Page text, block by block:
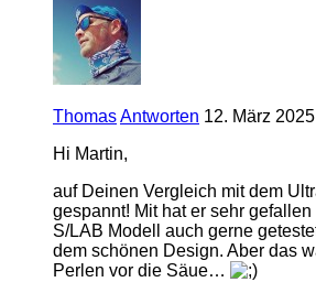
ThomasAntworten 12. März 2025
Hi Martin,
auf Deinen Vergleich mit dem
gespannt! Mit hat er sehr
S/LAB Modell auch gerne
dem schönen Design. Aber das
Perlen vor die Säue…